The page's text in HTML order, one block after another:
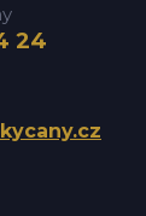
24